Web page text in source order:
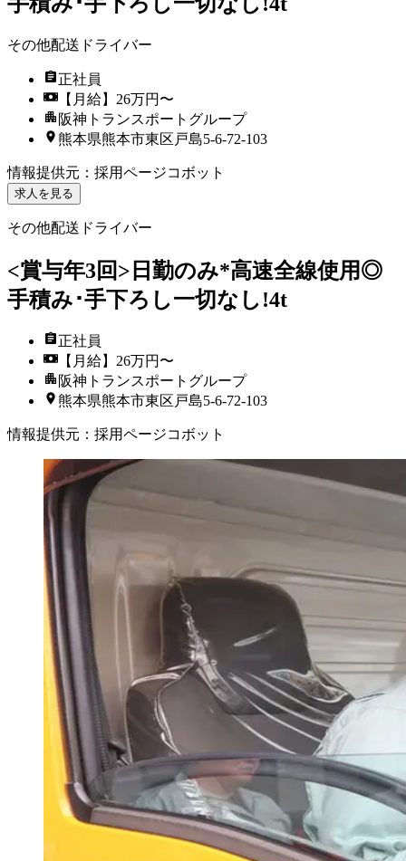
その他配送ドライバー
正社員
【月給】26万円〜
阪神トランスポートグループ
熊本県熊本市東区戸島5-6-72-103
情報提供元 ： 採用ページコボット
求人を見る
その他配送ドライバー
<賞与年3回>日勤のみ*高速全線使用◎
手積み･手下ろし一切なし!4t
正社員
【月給】26万円〜
阪神トランスポートグループ
熊本県熊本市東区戸島5-6-72-103
情報提供元 ： 採用ページコボット